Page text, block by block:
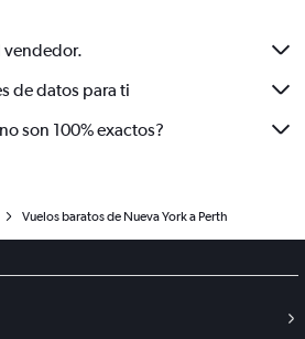
vendedor.
de datos para ti
son 100% exactos?
Vuelos baratos de Nueva York a Perth